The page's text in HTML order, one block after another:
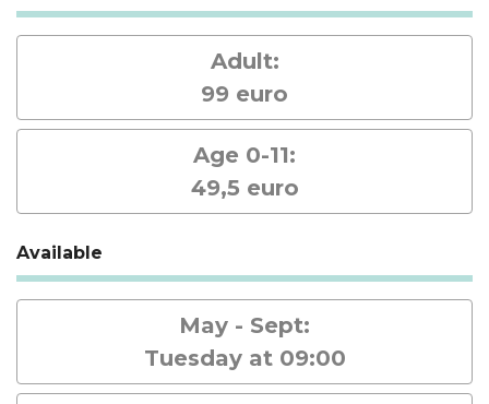
Adult:
99 euro
Age 0-11:
49,5 euro
Available
May - Sept:
Tuesday at 09:00